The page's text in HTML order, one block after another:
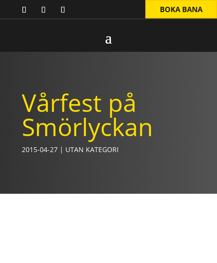
BOKA BANA
Vårfest på
Smörlyckan
2015-04-27| UTAN KATEGORI